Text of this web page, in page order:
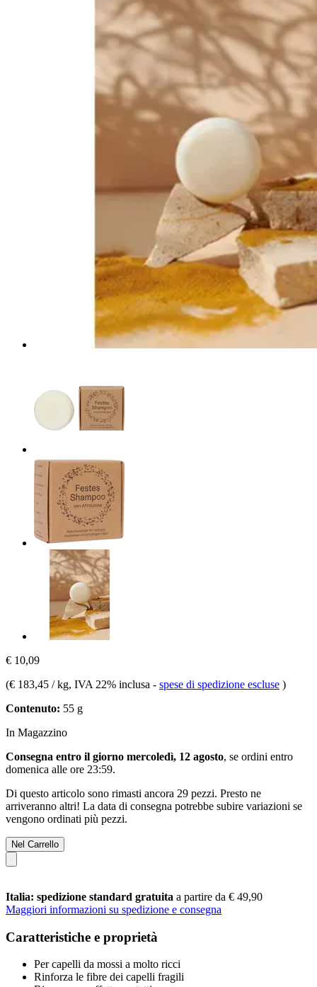
€ 10,09
(€ 183,45 / kg, IVA 22% inclusa - spese di spedizione escluse )
Contenuto: 55 g
In Magazzino
Consegna entro il giorno mercoledì, 12 agosto, se ordini entro
domenica alle ore 23:59.
Di questo articolo sono rimasti ancora 29 pezzi. Presto ne
arriveranno altri! La data di consegna potrebbe subire variazioni se
vengono ordinati più pezzi.
Nel Carrello
Italia: spedizione standard gratuita a partire da € 49,90
Maggiori informazioni su spedizione e consegna
Caratteristiche e proprietà
Per capelli da mossi a molto ricci
Rinforza le fibre dei capelli fragili